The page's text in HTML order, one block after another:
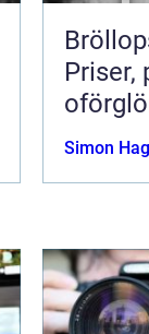
Priser,
Simon